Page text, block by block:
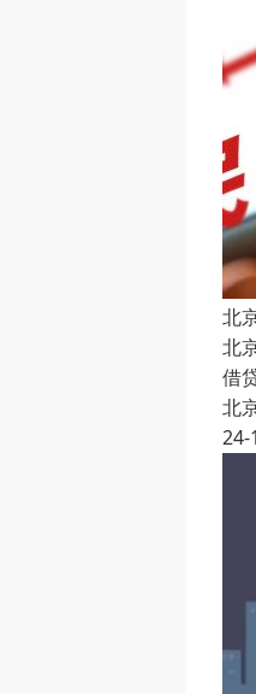
北
北
借
北
24-